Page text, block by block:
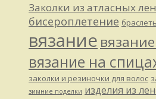
Заколки из атласных
бисероплетение
вязание
вязание на
заколки и резиночки для волос
зимние поделки изделия из